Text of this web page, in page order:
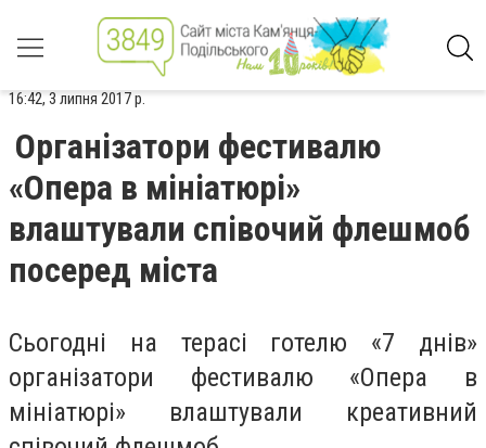
16:42, 3 липня 2017 р.
Організатори фестивалю
«Опера в мініатюрі»
влаштували співочий флешмоб
посеред міста
Сьогодні на терасі готелю «7 днів»
організатори фестивалю «Опера в
мініатюрі» влаштували креативний